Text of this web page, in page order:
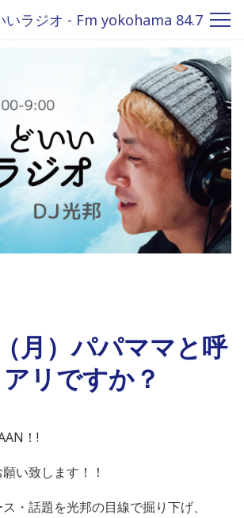
いラジオ - Fm yokohama 84.7
月）パパママと呼
リですか？
！!
い致します！！
・話題を光邦の目線で掘り下げ、